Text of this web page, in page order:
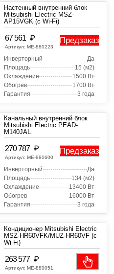
Настенный внутренний блок
Mitsubishi Electric MSZ-
AP15VGK (с Wi-Fi)
67 561 ₽
Артикул: МЕ-880223
Предзаказ
Инверторный
Да
Площадь
15 (м2)
Охлаждение
1500 Вт
Обогрев
1700 Вт
Гарантия
3 года
Канальный внутренний блок
Mitsubishi Electric PEAD-
M140JAL
270 787 ₽
Артикул: МЕ-880600
Предзаказ
Инверторный
Да
Площадь
134 (м2)
Охлаждение
13400 Вт
Обогрев
16000 Вт
Гарантия
3 года
Кондиционер Mitsubishi Electric
MSZ-HR60VFK/MUZ-HR60VF (с
Wi-Fi)
263 577 ₽
Артикул: МЕ-880051